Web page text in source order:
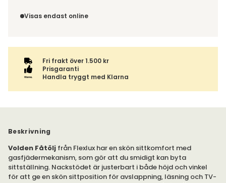
inte av ångerrätten.
Visas endast online
Fri frakt över 1.500 kr
Prisgaranti
Handla tryggt med Klarna
Beskrivning
Volden Fåtölj från Flexlux har en skön sittkomfort med
gasfjädermekanism, som gör att du smidigt kan byta
sittställning. Nackstödet är justerbart i både höjd och vinkel
för att ge en skön sittposition för avslappning, läsning och TV-